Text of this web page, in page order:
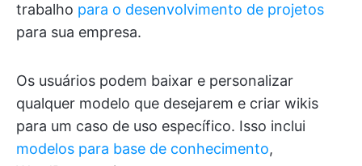
trabalho para o desenvolvimento de projetos
para sua empresa.
Os usuários podem baixar e personalizar
qualquer modelo que desejarem e criar wikis
para um caso de uso específico. Isso inclui
modelos para base de conhecimento,